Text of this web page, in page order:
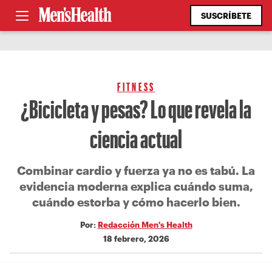
SUSCRÍBETE
FITNESS
¿Bicicleta y pesas? Lo que revela la
ciencia actual
Combinar cardio y fuerza ya no es tabú. La
evidencia moderna explica cuándo suma,
cuándo estorba y cómo hacerlo bien.
Por: Redacción Men's Health
18 febrero, 2026